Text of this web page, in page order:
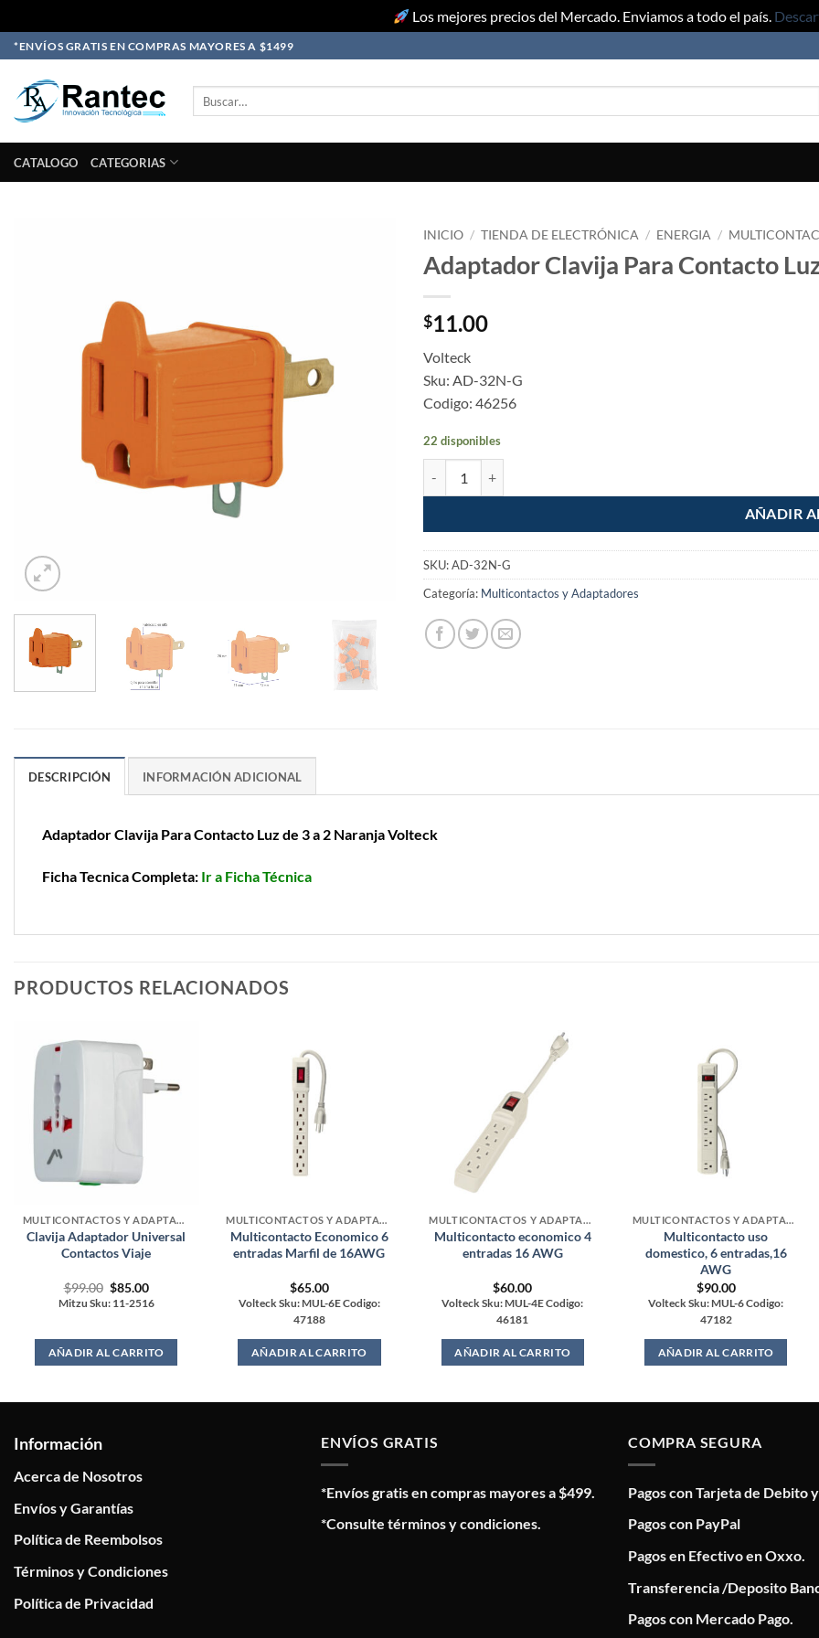
Los mejores precios del Mercado. Enviamos a todo el país.
Skip
to
content
*ENVÍOS GRATIS EN COMPRAS MAYORES A $1499
CATALOGO CATEGORIAS
INICIO / TIENDA DE ELECTRÓNICA / ENERGIA /
Adaptador Clavija Para Contacto
$11.00
Volteck
Sku: AD-32N-G
Codigo: 46256
22 disponibles
AÑADIR
SKU:AD-32N-G
Categoría: Multicontactos y Adaptadores
DESCRIPCIÓN INFORMACIÓN ADICIONAL
Adaptador Clavija Para Contacto Luz de 3 a 2 Naranja Volteck
Ficha Tecnica Completa: Ir a Ficha Técnica
PRODUCTOS RELACIONADOS
MULTICONTACTOS Y ADAPTADORES
Clavija Adaptador Universal
Contactos Viaje
$99.00 Original
price
was:
$85.00Current
price
is:
Mitzu Sku: 11-2516
AÑADIR AL CARRITO
MULTICONTACTOS Y ADAPTADORES
Multicontacto Economico 6
entradas Marfil de 16AWG
$65.00
Volteck Sku: MUL-6E Codigo:
47188
AÑADIR AL CARRITO
MULTICONTACTOS Y ADAPTADORES
Multicontacto economico 4
entradas 16 AWG
$60.00
Volteck Sku: MUL-4E Codigo:
46181
AÑADIR AL CARRITO
MULTICONTACTOS Y ADAPTADORES
Multicontacto uso
domestico, 6 entradas,16
AWG
$90.00
Volteck Sku: MUL-6 Codigo:
47182
AÑADIR AL CARRITO
Información
Acerca de Nosotros
Envíos y Garantías
Política de Reembolsos
Términos y Condiciones
Política de Privacidad
ENVÍOS GRATIS
*Envíos gratis en compras mayores a $499.
*Consulte términos y condiciones.
COMPRA SEGURA
Pagos con Tarjeta de Debito
Pagos con PayPal
Pagos en Efectivo en Oxxo.
Transferencia /Deposito
Pagos con Mercado Pago.